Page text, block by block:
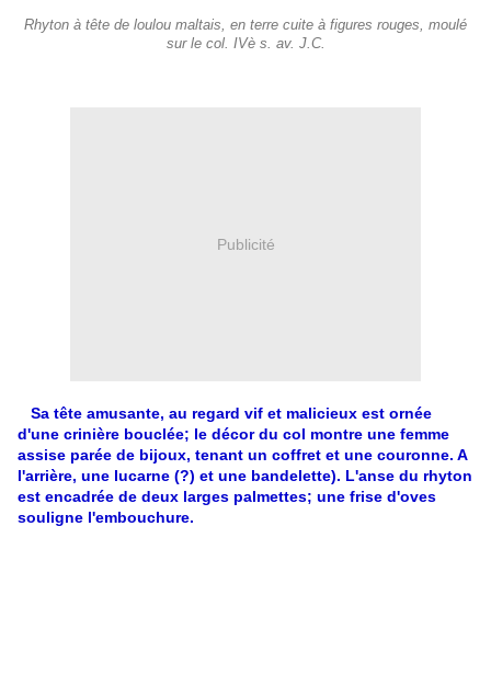
Rhyton à tête de loulou maltais, en terre cuite à figures rouges, moulé
sur le col. IVè s. av. J.C.
Publicité
Sa tête amusante, au regard vif et malicieux est ornée
d'une crinière bouclée; le décor du col montre une femme
assise parée de bijoux, tenant un coffret et une couronne. A
l'arrière, une lucarne (?) et une bandelette). L'anse du rhyton
est encadrée de deux larges palmettes; une frise d'oves
souligne l'embouchure.